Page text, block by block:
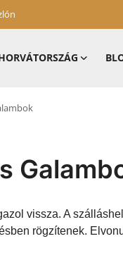
vissza. A
rögzítenek.